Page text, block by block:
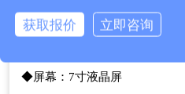
标准;
◆屏幕：7寸液晶屏
获取报价 立即咨询